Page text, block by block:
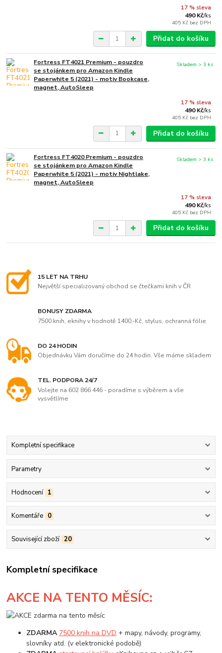
17 % sleva
490 Kč/ks
405 Kč bez DPH
Přidat do košíku
Fortress FT4021 Premium - pouzdro
se stojánkem pro Amazon Kindle
Paperwhite 5 (2021) - motiv Bookcase,
magnet, AutoSleep
17 % sleva
490 Kč/ks
405 Kč bez DPH
Skladem > 3 ks
Přidat do košíku
Fortress FT4020 Premium - pouzdro
se stojánkem pro Amazon Kindle
Paperwhite 5 (2021) - motiv Nightlake,
magnet, AutoSleep
17 % sleva
490 Kč/ks
405 Kč bez DPH
Skladem > 3 ks
Přidat do košíku
15 LET NA TRHU
Největší specializovaný obchod se čtečkami knih v ČR
BONUSY ZDARMA
7500 knih, eknihy v hodnotě 1400,-Kč, stylus, ochranná fólie
DO 24 HODIN
Objednávku Vám doručíme do 24 hodin. Vše máme skladem
TEL. PODPORA 24/7
Volejte na 602 866 446 - poradíme s výběrem a vše
vysvětlíme
Kompletní specifikace
Parametry
Hodnocení 1
Komentáře 0
Související zboží 20
Kompletní specifikace
AKCE NA TENTO MĚSÍC:
ZDARMA 7500 knih na DVD + mapy, návody, programy,
slovníky atd. (v elektronické podobě)